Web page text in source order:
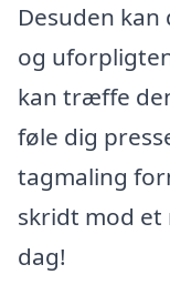
Desuden
og
kan træffe
føle dig
tagmaling
skridt mod
dag!